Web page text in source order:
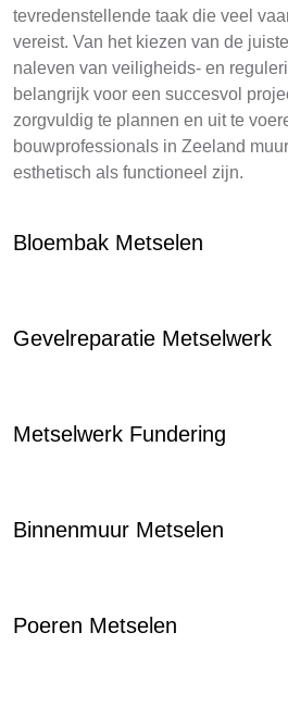
tevredenstellende taak die veel
vereist. Van het kiezen van de
naleven van veiligheids- en
belangrijk voor een succesvol
zorgvuldig te plannen en uit te
bouwprofessionals in Zeeland
esthetisch als functioneel zijn.
Bloembak Metselen
Gevelreparatie Metselwerk
Metselwerk Fundering
Binnenmuur Metselen
Poeren Metselen